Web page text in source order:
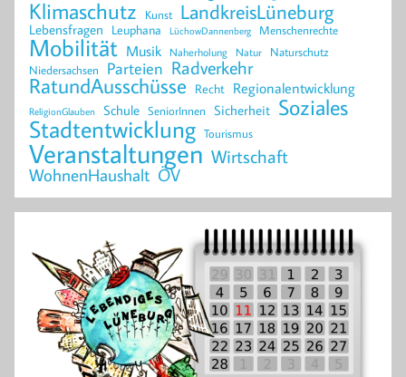
Klimaschutz Kunst LandkreisLüneburg
Lebensfragen Leuphana LüchowDannenberg Menschenrechte
Mobilität Musik Naherholung Natur Naturschutz
Niedersachsen Parteien Radverkehr
RatundAusschüsse Recht Regionalentwicklung
ReligionGlauben Schule SeniorInnen Sicherheit Soziales
Stadtentwicklung Tourismus
Veranstaltungen Wirtschaft
WohnenHaushalt ÖV